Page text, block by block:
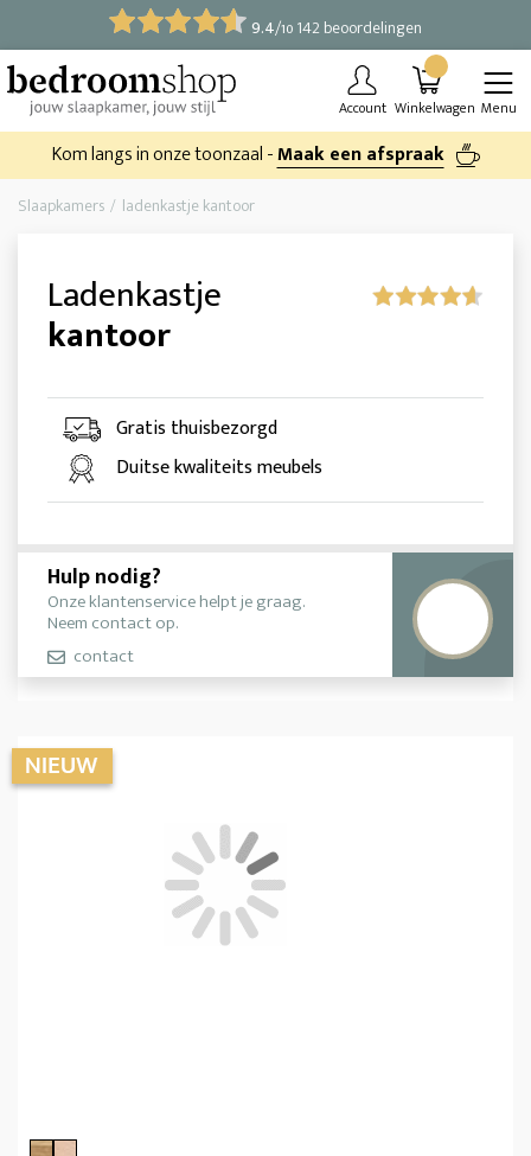
9.4/10 142 beoordelingen
Account Winkelwagen Menu
Kom langs in onze toonzaal -Maak een afspraak
Slaapkamers ladenkastje kantoor
Ladenkastje
kantoor
Gratis thuisbezorgd
Duitse kwaliteits meubels
Hulp nodig?
Onze klantenservice helpt je graag.
Neem contact op.
contact